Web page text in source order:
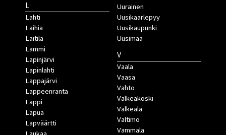
L
Lahti
Laihia
Laitila
Lammi
Lapinjärvi
Lapinlahti
Lappajärvi
Lappeenranta
Lappi
Lapua
Lapväärtti
Uurainen
Uusikaarlepyy
Uusikaupunki
Uusimaa
V
Vaala
Vaasa
Vahto
Valkeakoski
Valkeala
Valtimo
Vammala